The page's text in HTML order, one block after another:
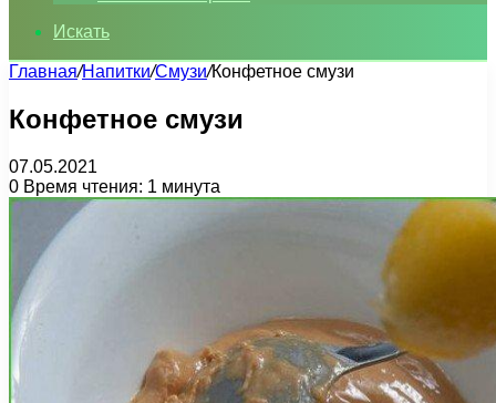
Искать
Главная/Напитки/Смузи/Конфетное смузи
Конфетное смузи
07.05.2021
0 Время чтения: 1 минута